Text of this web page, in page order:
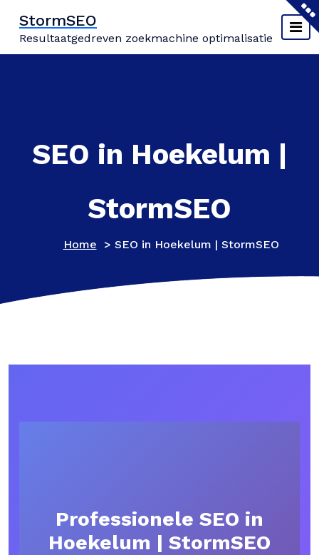
inhoud
springen
StormSEO
Resultaatgedreven zoekmachine optimalisatie
SEO in Hoekelum |
StormSEO
Home > SEO in Hoekelum | StormSEO
Professionele SEO in
Hoekelum | StormSEO